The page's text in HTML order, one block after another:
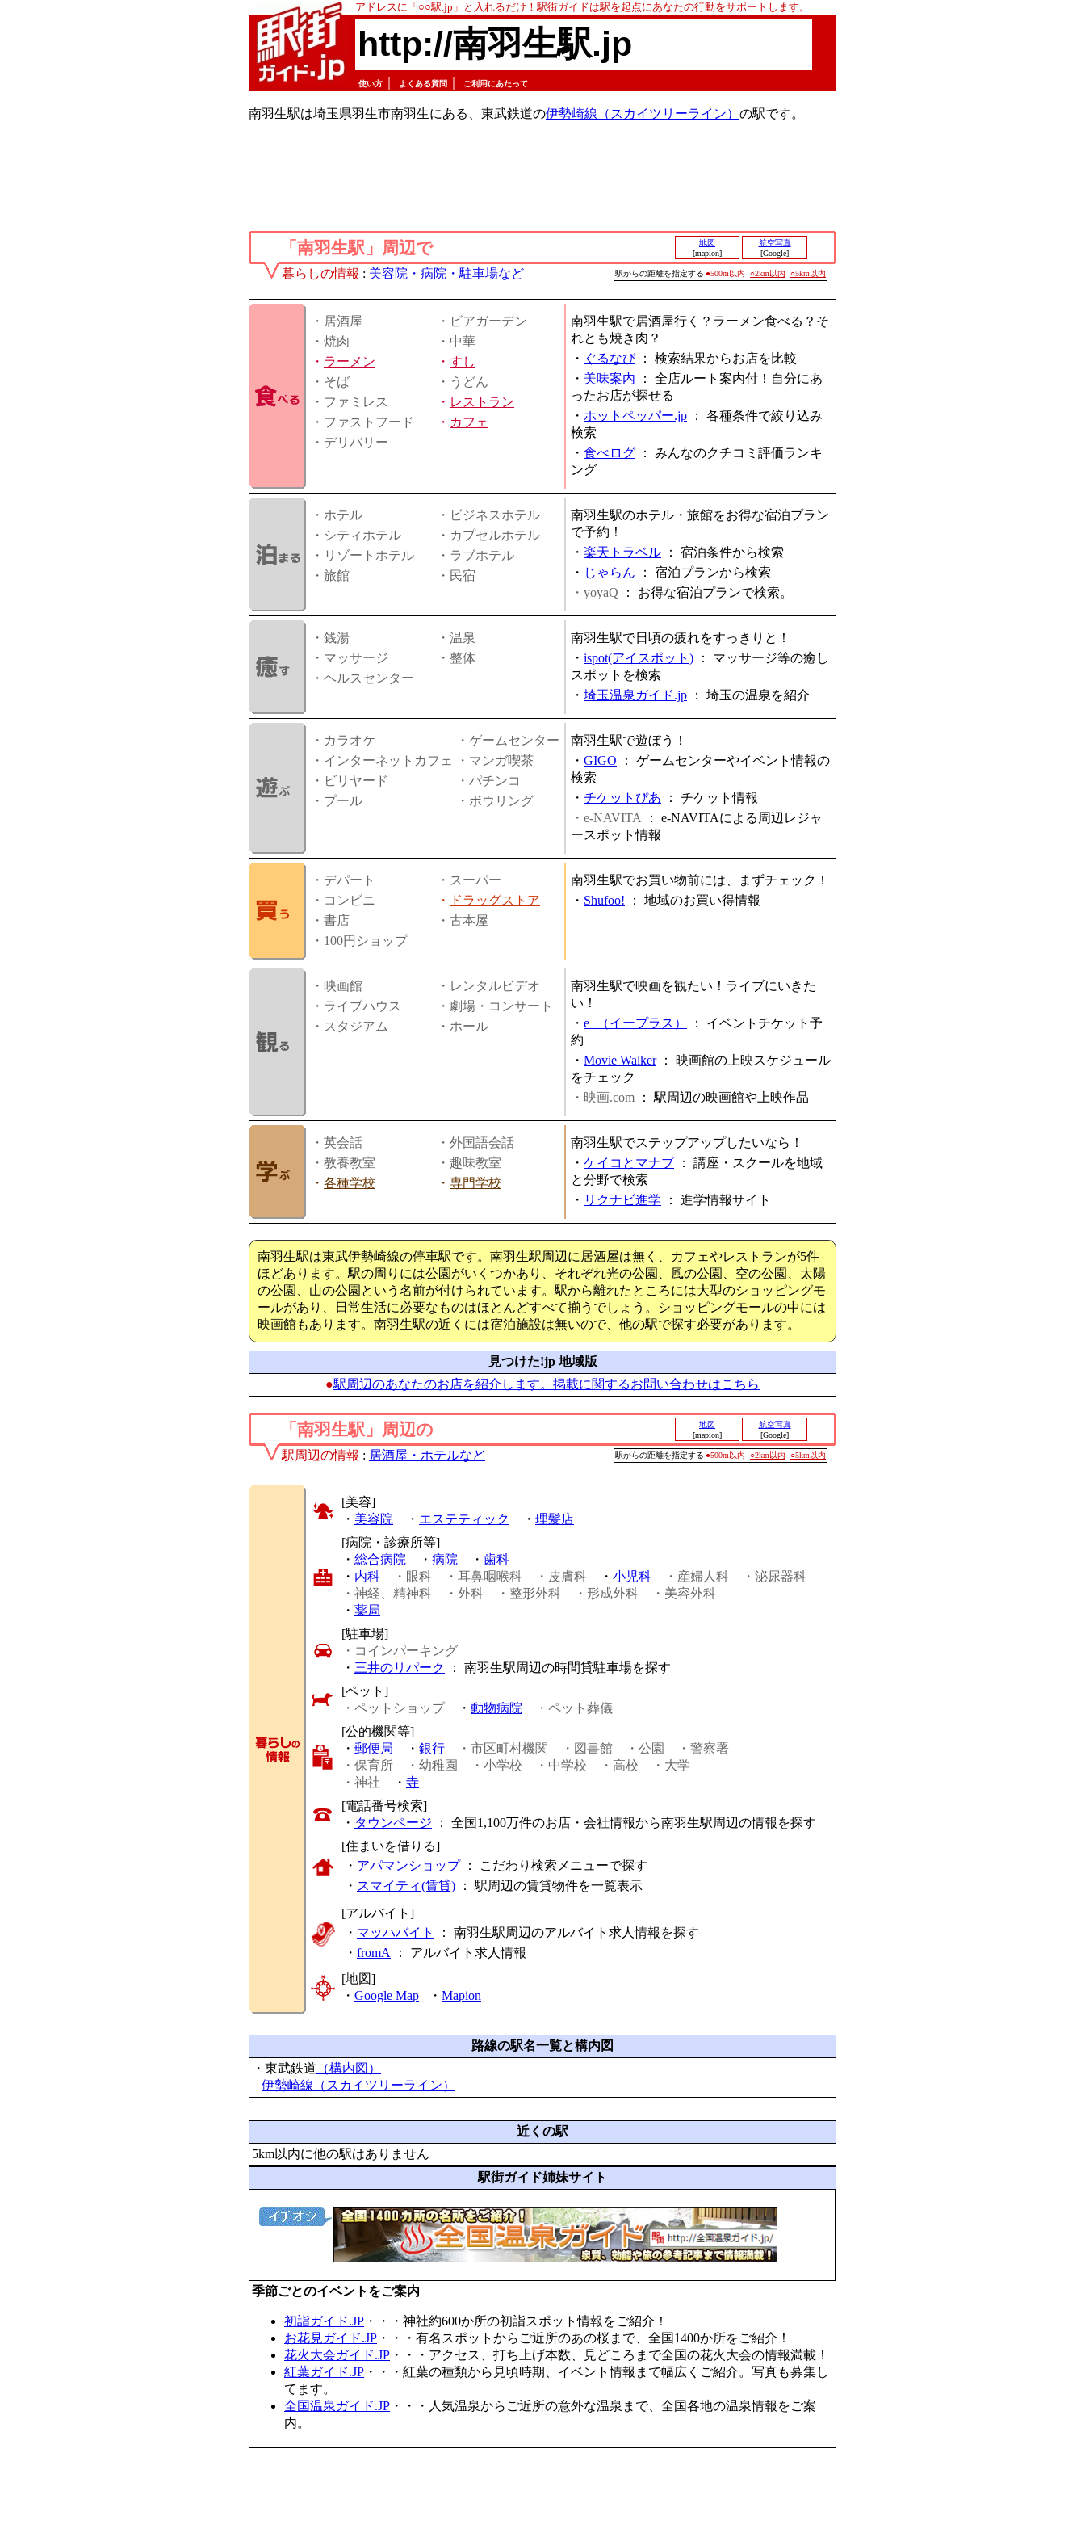
アドレスに「○○駅.jp」と入れるだけ！駅街ガイドは駅を起点にあなたの行動をサポートします。
http://南羽生駅.jp
使い方 よくある質問 ご利用にあたって
南羽生駅は埼玉県羽生市南羽生にある、東武鉄道の伊勢崎線（スカイツリーライン） の駅です。
「南羽生駅」周辺で
地図
[mapion]
航空写真
[Google]
暮らしの情報 : 美容院・病院・駐車場など 駅からの距離を指定する ●500m以内 ○2km以内 ○5km以内
・居酒屋
・ビアガーデン
・焼肉
・中華
・ ラーメン ・ すし
・そば
・うどん
・ファミレス
・ レストラン
・ファストフード
・ カフェ
・デリバリー
南羽生駅で居酒屋行く？ラーメン食べる？そ
れとも焼き肉？
・ ぐるなび： 検索結果からお店を比較
・ 美味案内 ： 全店ルート案内付！自分にあ
ったお店が探せる
・ ホットペッパー.jp ： 各種条件で絞り込み
検索
・ 食べログ ： みんなのクチコミ評価ランキ
ング
・ホテル
・ビジネスホテル
・シティホテル
・カプセルホテル
・リゾートホテル
・ラブホテル
・旅館
・民宿
南羽生駅のホテル・旅館をお得な宿泊プラン
で予約！
・ 楽天トラベル ： 宿泊条件から検索
・ じゃらん ： 宿泊プランから検索
・yoyaQ ： お得な宿泊プランで検索。
・銭湯
・温泉
・マッサージ
・整体
・ヘルスセンター
南羽生駅で日頃の疲れをすっきりと！
・ ispot(アイスポット) ： マッサージ等の癒し
スポットを検索
・ 埼玉温泉ガイド.jp ： 埼玉の温泉を紹介
・カラオケ
・ゲームセンター
・インターネットカフェ
・マンガ喫茶
・ビリヤード
・パチンコ
・プール
・ボウリング
南羽生駅で遊ぼう！
・ GIGO ： ゲームセンターやイベント情報の
検索
・ チケットぴあ ： チケット情報
・e-NAVITA
： e-NAVITAによる周辺レジャ
ースポット情報
・デパート
・スーパー
・コンビニ
・
ドラッグストア
・書店
・古本屋
・100円ショップ
南羽生駅でお買い物前には、まずチェック！
・ Shufoo! ： 地域のお買い得情報
・映画館
・レンタルビデオ
・ライブハウス
・劇場・コンサート
・スタジアム
・ホール
南羽生駅で映画を観たい！ライブにいきた
い！
・ e+（イープラス） ： イベントチケット予
約
・ Movie Walker： 映画館の上映スケジュール
をチェック
・映画.com ： 駅周辺の映画館や上映作品
・英会話
・外国語会話
・教養教室
・趣味教室
・ 各種学校 ・ 専門学校
南羽生駅でステップアップしたいなら！
・ ケイコとマナブ ： 講座・スクールを地域
と分野で検索
・ リクナビ進学 ： 進学情報サイト
南羽生駅は東武伊勢崎線の停車駅です。南羽生駅周辺に居酒屋は無く、カフェやレストランが5件
ほどあります。駅の周りには公園がいくつかあり、それぞれ光の公園、風の公園、空の公園、太陽
の公園、山の公園という名前が付けられています。駅から離れたところには大型のショッピングモ
ールがあり、日常生活に必要なものはほとんどすべて揃うでしょう。ショッピングモールの中には
映画館もあります。南羽生駅の近くには宿泊施設は無いので、他の駅で探す必要があります。
見つけた!jp 地域版
●駅周辺のあなたのお店を紹介します。掲載に関するお問い合わせはこちら
「南羽生駅」周辺の
地図
[mapion]
航空写真
[Google]
駅周辺の情報 : 居酒屋・ホテルなど 駅からの距離を指定する ●500m以内 ○2km以内 ○5km以内
[美容]
・ 美容院 ・ エステティック ・ 理髪店
[病院・診療所等]
・ 総合病院 ・ 病院 ・ 歯科
・ 内科 ・眼科 ・耳鼻咽喉科 ・皮膚科 ・ 小児科 ・産婦人科
・泌尿器科
・神経、精神科
・外科 ・整形外科 ・形成外科
・美容外科
・ 薬局
[駐車場]
・コインパーキング
・ 三井のリパーク
： 南羽生駅周辺の時間貸駐車場を探す
[ペット]
・ペットショップ・ 動物病院
・ペット葬儀
[公的機関等]
・ 郵便局 ・ 銀行 ・市区町村機関 ・図書館 ・公園
・警察署
・保育所
・幼稚園 ・小学校 ・中学校 ・高校
・大学
・神社 ・ 寺
[電話番号検索]
・ タウンページ ： 全国1,100万件のお店・会社情報から南羽生駅周辺の情報を探す
[住まいを借りる]
・ アパマンショップ： こだわり検索メニューで探す
・ スマイティ(賃貸) ： 駅周辺の賃貸物件を一覧表示
[アルバイト]
・ マッハバイト
： 南羽生駅周辺のアルバイト求人情報を探す
・ fromA ： アルバイト求人情報
[地図]
・ Google Map ・ Mapion
路線の駅名一覧と構内図
・東武鉄道 （構内図）
伊勢崎線（スカイツリーライン）
近くの駅
5km以内に他の駅はありません
駅街ガイド姉妹サイト
季節ごとのイベントをご案内
初詣ガイド.JP ・・・神社約600か所の初詣スポット情報をご紹介！
お花見ガイド.JP ・・・有名スポットからご近所のあの桜まで、全国1400か所をご紹介！
花火大会ガイド.JP ・・・アクセス、打ち上げ本数、見どころまで全国の花火大会の情報満載！
紅葉ガイド.JP ・・・紅葉の種類から見頃時期、イベント情報まで幅広くご紹介。写真も募集し
てます。
全国温泉ガイド.JP ・・・人気温泉からご近所の意外な温泉まで、全国各地の温泉情報をご案
内。